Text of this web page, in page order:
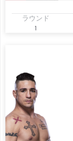
ラウンド
1